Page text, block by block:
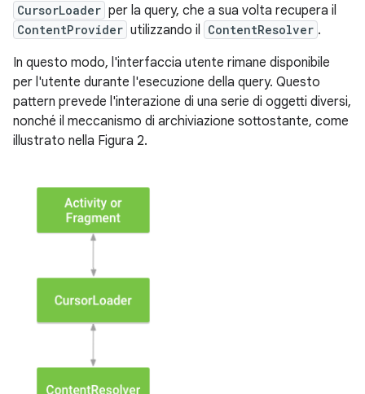
CursorLoader per la query, che a sua volta recupera il
ContentProvider utilizzando il ContentResolver .
In questo modo, l'interfaccia utente rimane disponibile
per l'utente durante l'esecuzione della query. Questo
pattern prevede l'interazione di una serie di oggetti diversi,
nonché il meccanismo di archiviazione sottostante, come
illustrato nella Figura 2.